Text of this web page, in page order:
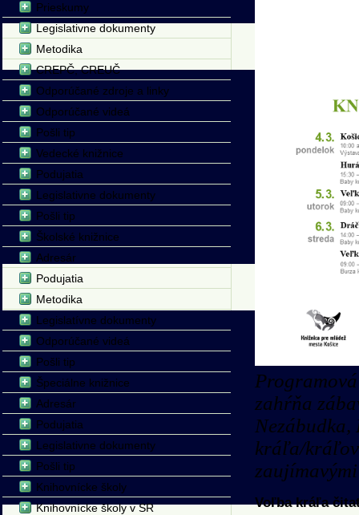
zahŕňa
kráľa/
Voľba kráľa
Prieskumy
Legislativne dokumenty
Metodika
CREPČ, CREUČ
Odporúčané zdroje a linky
Odporúčané videá
Pošli tip
Vedecké knižnice
Podujatia
Legislativne dokumenty
Pošli tip
Školské knižnice
Adresár
Podujatia
Metodika
Legislatívne dokumenty
Odporúčané videá
Pošli tip
Špeciálne knižnice
Adresár
Podujatia
Legislativne dokumenty
Pošli tip
Knihovnícke školy
Knihovnícke školy v SR